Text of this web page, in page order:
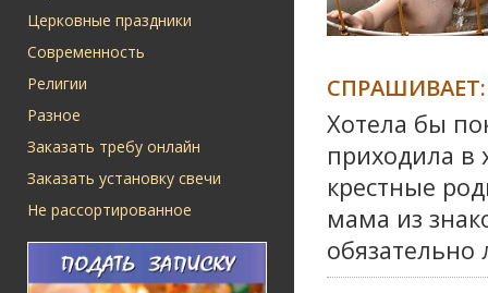
Церковные праздники
Современность
Религии
Разное
Заказать требу онлайн
Заказать установку свечи
Не рассортированное
СПРАШИВАЕТ:
Хотела бы
приходила в
крестные
мама из
обязательно